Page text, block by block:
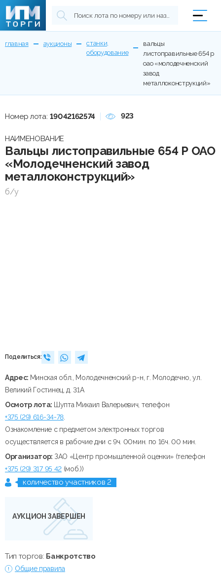
главная аукционы
станки,
оборудование
вальцы
листоправильные 654 р
оао «молодечненский
завод
металлоконструкций»
Поделиться:
Номер лота: 19042162574 923
НАИМЕНОВАНИЕ
Вальцы листоправильные 654 Р ОАО
«Молодечненский завод
металлоконструкций»
б/у
Адрес: Минская обл., Молодечненский р-н, г. Молодечно, ул.
Великий Гостинец, д. 31А
Осмотр лота: Шупта Михаил Валерьевич, телефон
+375 (29) 616-34-78.
Ознакомление с предметом электронных торгов
осуществляется в рабочие дни с 9ч. 00мин. по 16ч. 00 мин.
Организатор: ЗАО «Центр промышленной оценки» (телефон
+375 (29) 317 95 42(моб.))
количество участников 2
АУКЦИОН ЗАВЕРШЕН
Тип торгов: Банкротство
Общие правила